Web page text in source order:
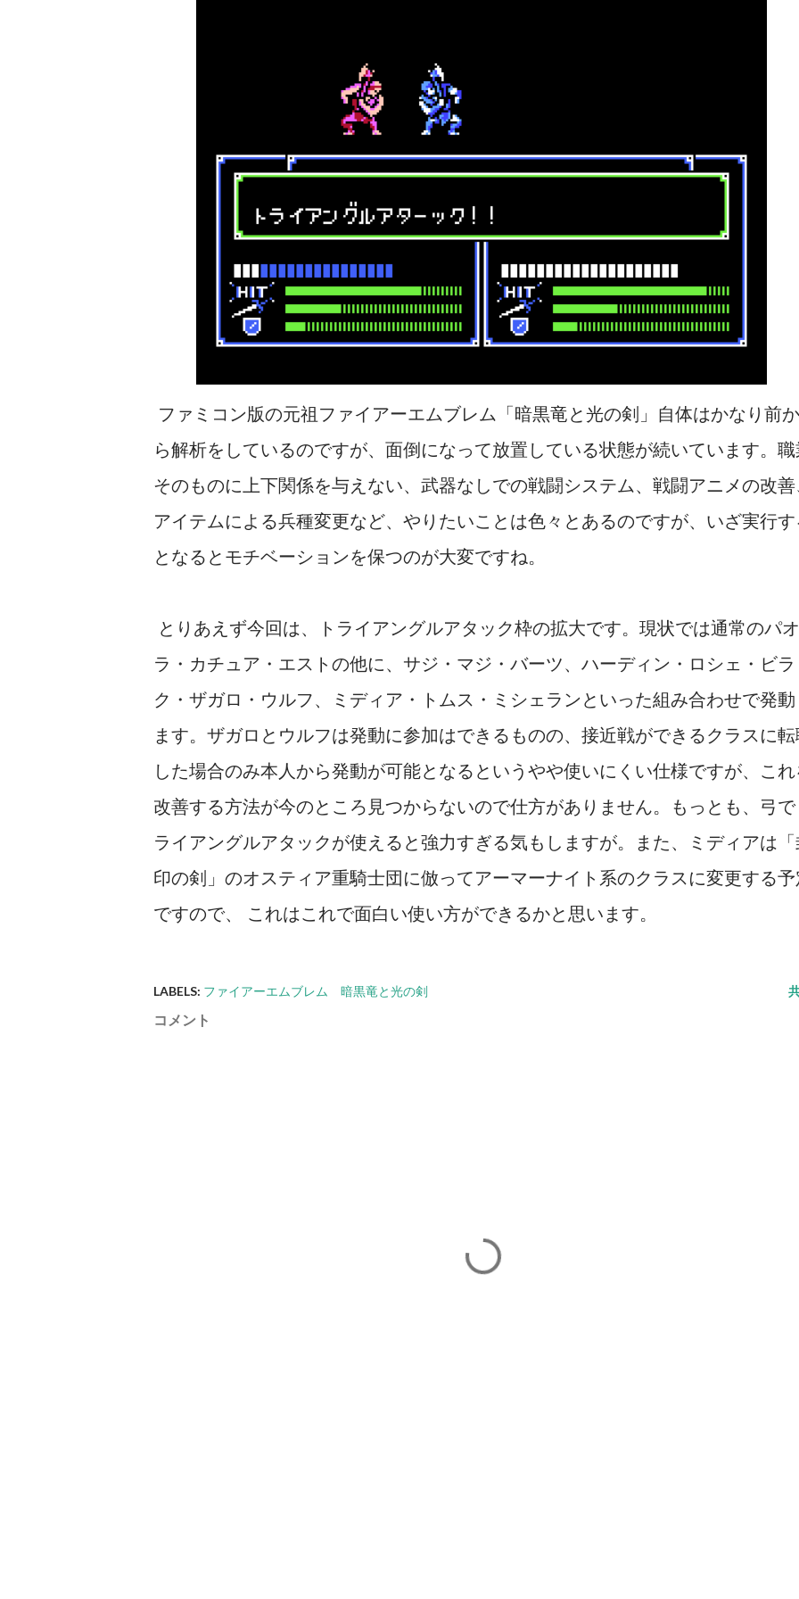
攻撃には何もしない。相手を一撃で倒せない場合の思考も同様。やはり原
則として武器選択の際に反撃相手の...
ファミコン版の元祖ファイアーエムブレム「暗黒竜と光の剣」自体はかなり前か
ら解析をしているのですが、面倒になって放置している状態が続いています。
そのものに上下関係を与えない、武器なしでの戦闘システム、戦闘アニメの改
アイテムによる兵種変更など、やりたいことは色々とあるのですが、いざ実行
となるとモチベーションを保つのが大変ですね。
とりあえず今回は、トライアングルアタック枠の拡大です。現状では通常のパオ
ラ・カチュア・エストの他に、サジ・マジ・バーツ、ハーディン・ロシェ・ビラ
ク・ザガロ・ウルフ、ミディア・トムス・ミシェランといった組み合わせで発
ます。ザガロとウルフは発動に参加はできるものの、接近戦ができるクラスに
した場合のみ本人から発動が可能となるというやや使いにくい仕様ですが、こ
改善する方法が今のところ見つからないので仕方がありません。もっとも、弓
ライアングルアタックが使えると強力すぎる気もしますが。また、ミディアは
印の剣」のオスティア重騎士団に倣ってアーマーナイト系のクラスに変更する
ですので、 これはこれで面白い使い方ができるかと思います。
LABELS: ファイアーエムブレム 暗黒竜と光の剣
コメント